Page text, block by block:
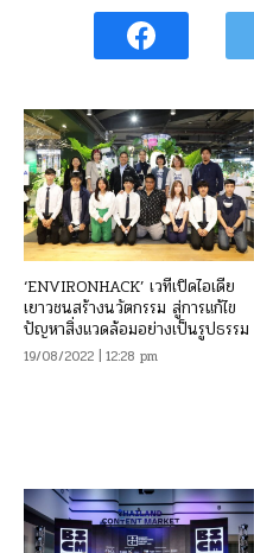
‘ENVIRONHACK’ เวทีเปิดไอเดีย
เยาวชนสร้างนวัตกรรม สู่การแก้ไข
ปัญหาสิ่งแวดล้อมอย่างเป็นรูปธรรม
19/08/2022 | 12:28 pm